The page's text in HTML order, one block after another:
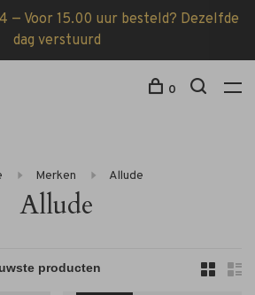
— Voor 15.00 uur besteld? Dezelfde
dag verstuurd
0
Merken Allude
Allude